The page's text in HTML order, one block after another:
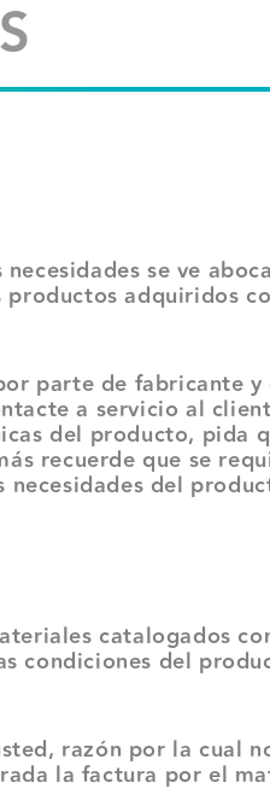
se ve
adquiridos
parte de fabricante y
a servicio al
del producto, pida
recuerde que se
del
catalogados
condiciones del
razón por la cual
la factura por el